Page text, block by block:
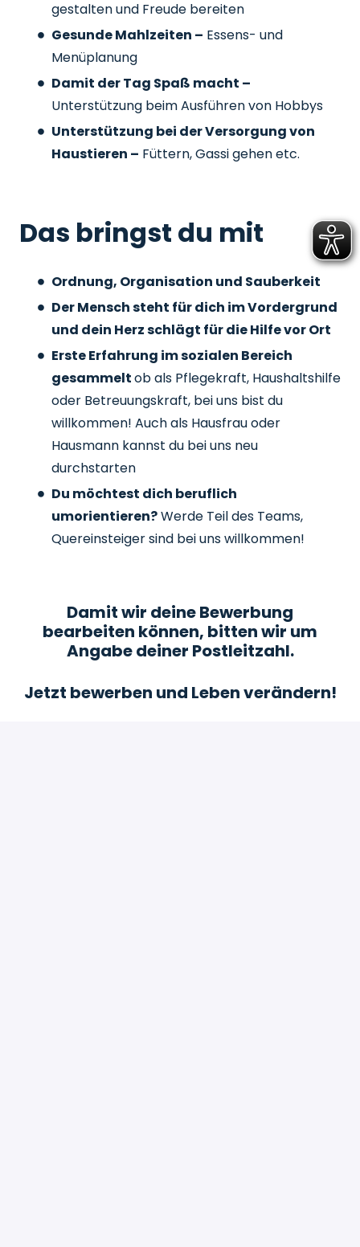
gestalten und Freude bereiten
Gesunde Mahlzeiten – Essens- und
Menüplanung
Damit der Tag Spaß macht –
Unterstützung beim Ausführen von Hobbys
Unterstützung bei der Versorgung von
Haustieren – Füttern, Gassi gehen etc.
Das bringst du mit
Ordnung, Organisation und Sauberkeit
Der Mensch steht für dich im Vordergrund
und dein Herz schlägt für die Hilfe vor Ort
Erste Erfahrung im sozialen Bereich
gesammeltob als Pflegekraft, Haushaltshilfe
oder Betreuungskraft, bei uns bist du
willkommen! Auch als Hausfrau oder
Hausmann kannst du bei uns neu
durchstarten
Du möchtest dich beruflich
umorientieren?Werde Teil des Teams,
Quereinsteiger sind bei uns willkommen!
Damit wir deine Bewerbung
bearbeiten können, bitten wir um
Angabe deiner Postleitzahl.
Jetzt bewerben und Leben verändern!